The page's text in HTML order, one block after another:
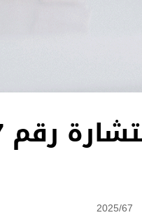
رقم 2025/67